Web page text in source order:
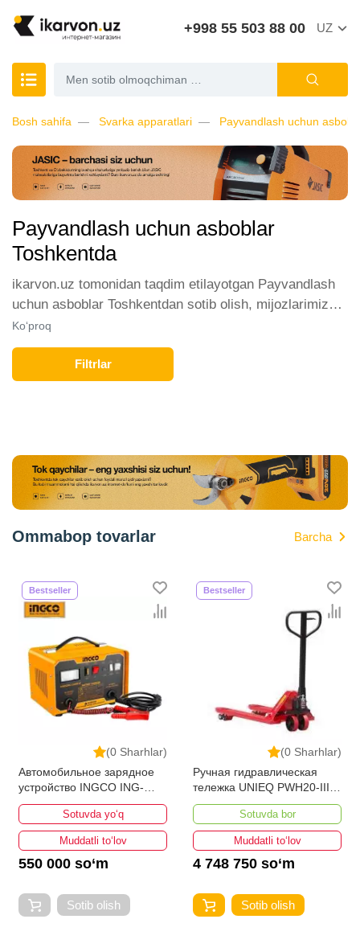
+998 55 503 88 00 UZ
Bosh sahifa Svarka apparatlari Payvandlash uchun
Payvandlash uchun asboblar
Toshkentda
ikarvon.uz tomonidan taqdim etilayotgan Payvandlash
uchun asboblar Toshkentdan sotib olish, mijozlarimiz
orasida katta talabga ega. Biz ushbu toifadagi tovarlarni
sotish uchun eng yaxshi sharoitlarni ta'minlaymiz.
Onlayn do'konda Payvandlash uchun asboblar yetakchi
ishlab chiqaruvchilar va brendlar tomonidan taqdim
O'zbekistondagi eng yaxshi narx bilan qo’shimcha
qilingan, ikarvon.uz dan Payvandlash uchun asboblar -
bu eng keng narxlar oralig'i. Va bu yerda Payvandlash
optimal narx mavjud.
Ko‘proq
Filtrlar
Ommabop tovarlar Barcha
(0 Sharhlar)
Bestseller
Автомобильное зарядное
устройство INGCO ING-
CB1601
Sotuvda yo‘q
Muddatli to‘lov
550 000 so‘m
Sotib olish
(0 Sharhlar)
Bestseller
Ручная гидравлическая
тележка UNIEQ PWH20-III
1150-550
Sotuvda bor
Muddatli to‘lov
4 748 750 so‘m
Sotib olish